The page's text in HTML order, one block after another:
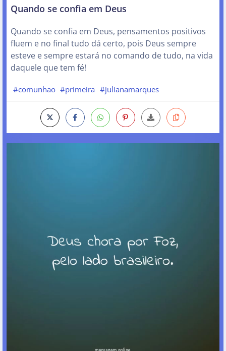
Quando se confia em Deus
Quando se confia em Deus, pensamentos positivos
fluem e no final tudo dá certo, pois Deus sempre
esteve e sempre estará no comando de tudo, na vida
daquele que tem fé!
#comunhao #primeira #julianamarques